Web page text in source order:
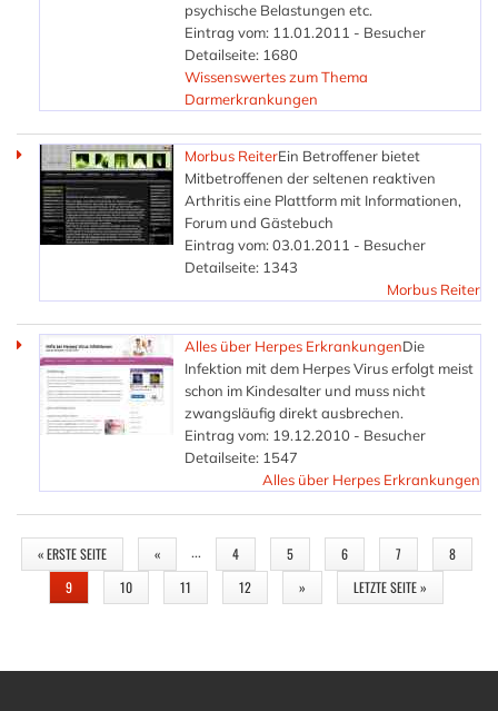
psychische Belastungen etc.
Eintrag vom: 11.01.2011 - Besucher
Detailseite: 1680
Wissenswertes zum Thema
Darmerkrankungen
Morbus ReiterEin Betroffener bietet
Mitbetroffenen der seltenen reaktiven
Arthritis eine Plattform mit Informationen,
Forum und Gästebuch
Eintrag vom: 03.01.2011 - Besucher
Detailseite: 1343
Morbus Reiter
Alles über Herpes ErkrankungenDie
Infektion mit dem Herpes Virus erfolgt meist
schon im Kindesalter und muss nicht
zwangsläufig direkt ausbrechen.
Eintrag vom: 19.12.2010 - Besucher
Detailseite: 1547
Alles über Herpes Erkrankungen
SEITEN
« ERSTE SEITE « … 4 5 6 7
8
9
10 11 12 » LETZTE SEITE »